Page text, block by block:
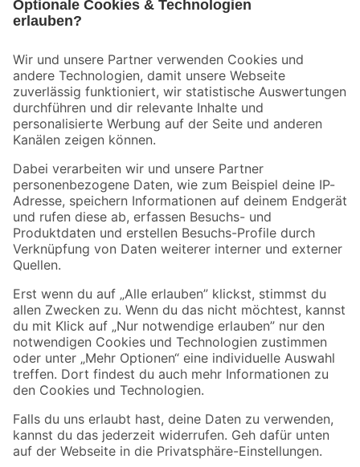
Bleib auf dem Laufenden mit unserem Newsletter
Der toom Newsletter: Keine Angebote und Aktionen mehr verpassen!
Zur Newsletter Anmeldung
Folge uns
Zahlungsarten Versandarten
Sicher einkaufen
Jetzt die toom-App herunterladen
Alle Preisangaben in EUR inkl. gesetzl. MwSt.. Die dargestellten Angebote sind unter
Umständen nicht in allen Märkten verfügbar. Die angegebenen Verfügbarkeiten beziehen